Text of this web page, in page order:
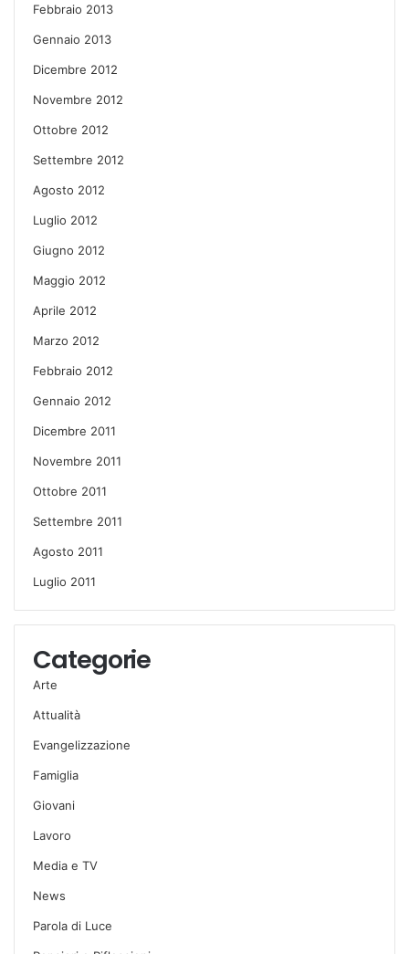
Febbraio 2013
Gennaio 2013
Dicembre 2012
Novembre 2012
Ottobre 2012
Settembre 2012
Agosto 2012
Luglio 2012
Giugno 2012
Maggio 2012
Aprile 2012
Marzo 2012
Febbraio 2012
Gennaio 2012
Dicembre 2011
Novembre 2011
Ottobre 2011
Settembre 2011
Agosto 2011
Luglio 2011
Categorie
Arte
Attualità
Evangelizzazione
Famiglia
Giovani
Lavoro
Media e TV
News
Parola di Luce